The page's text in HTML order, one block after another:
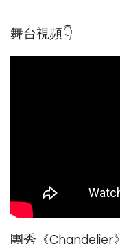
舞台視頻👇
團秀《Chandelier》